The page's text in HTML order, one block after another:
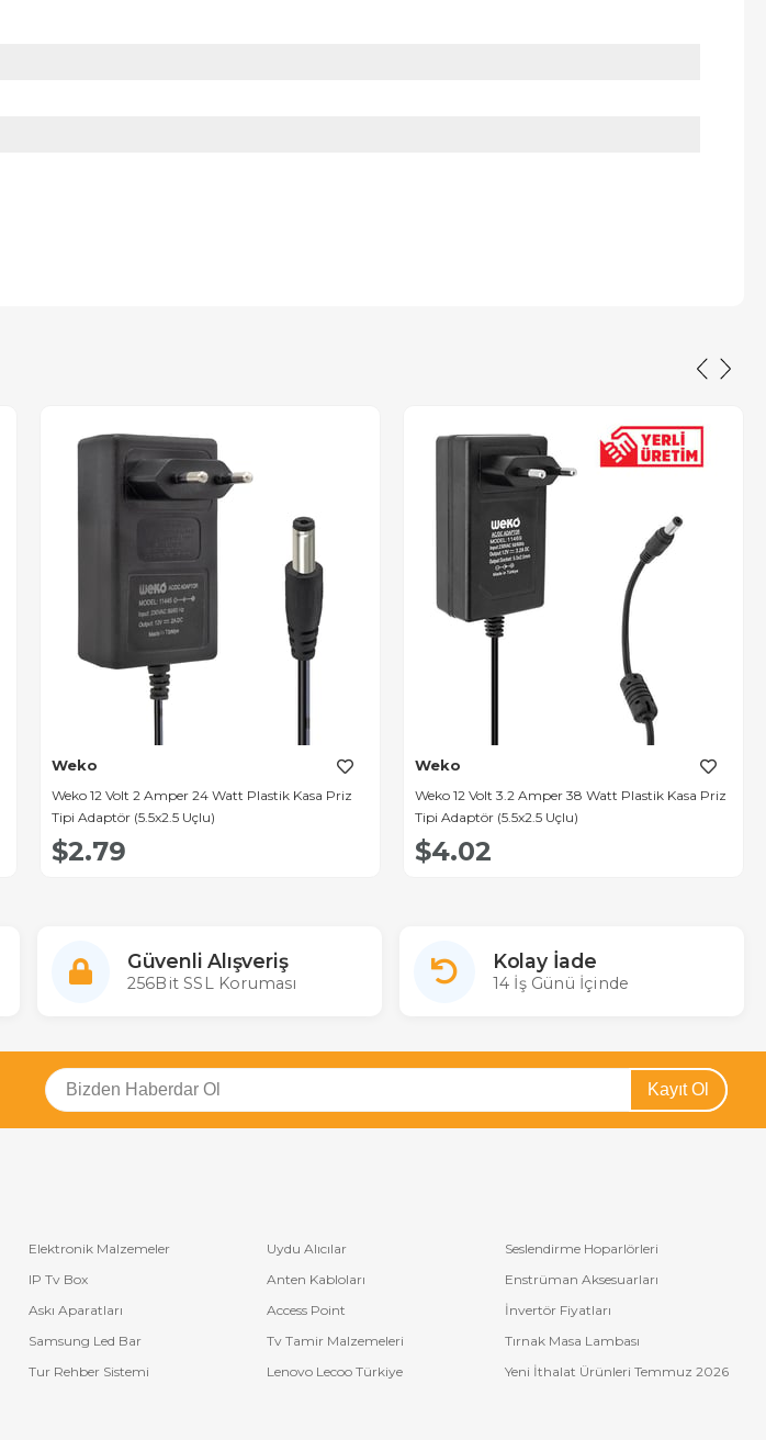
Weko
Weko 12 Volt 2 Amper 24 Watt Plastik Kasa Priz
Tipi Adaptör (5.5x2.5 Uçlu)
$2.79
Weko
Weko 12 Volt 3.2 Amper 38 Watt Plastik Kasa Priz
Tipi Adaptör (5.5x2.5 Uçlu)
$4.02
Güvenli Alışveriş
256Bit SSL Koruması
Kolay İade
14 İş Günü İçinde
Kayıt Ol
Elektronik Malzemeler Uydu Alıcılar
Seslendirme Hoparlörleri
IP Tv Box Anten Kabloları
Enstrüman Aksesuarları
Askı Aparatları Access Point
İnvertör Fiyatları
Samsung Led Bar Tv Tamir Malzemeleri
Tırnak Masa Lambası
Tur Rehber Sistemi Lenovo Lecoo Türkiye Yeni İthalat Ürünleri Temmuz 2026